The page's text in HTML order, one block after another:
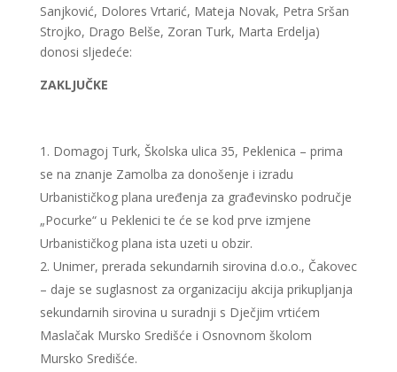
Sanjković, Dolores Vrtarić, Mateja Novak, Petra Sršan
Strojko, Drago Belše, Zoran Turk, Marta Erdelja)
donosi sljedeće:
ZAKLJUČKE
Domagoj Turk, Školska ulica 35, Peklenica – prima
se na znanje Zamolba za donošenje i izradu
Urbanističkog plana uređenja za građevinsko područje
„Pocurke“ u Peklenici te će se kod prve izmjene
Urbanističkog plana ista uzeti u obzir.
Unimer, prerada sekundarnih sirovina d.o.o., Čakovec
– daje se suglasnost za organizaciju akcija prikupljanja
sekundarnih sirovina u suradnji s Dječjim vrtićem
Maslačak Mursko Središće i Osnovnom školom
Mursko Središće.